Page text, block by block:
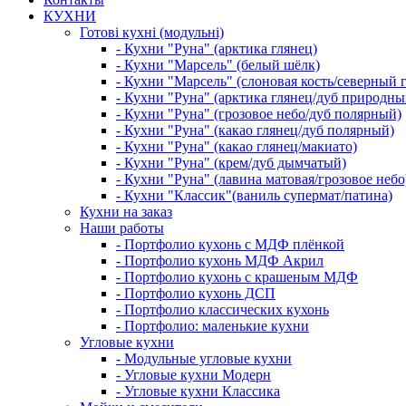
КУХНИ
Готові кухні (модульні)
- Кухни "Руна" (арктика глянец)
- Кухни "Марсель" (белый шёлк)
- Кухни "Марсель" (слоновая кость/северный
- Кухни "Руна" (арктика глянец/дуб
- Кухни "Руна" (грозовое небо/дуб полярный)
- Кухни "Руна" (какао глянец/дуб полярный)
- Кухни "Руна" (какао глянец/макиато)
- Кухни "Руна" (крем/дуб дымчатый)
- Кухни "Руна" (лавина матовая/грозовое
- Кухни "Классик"(ваниль супермат/патина)
Кухни на заказ
Наши работы
- Портфолио кухонь с МДФ плёнкой
- Портфолио кухонь МДФ Акрил
- Портфолио кухонь с крашеным МДФ
- Портфолио кухонь ДСП
- Портфолио классических кухонь
- Портфолио: маленькие кухни
Угловые кухни
- Модульные угловые кухни
- Угловые кухни Модерн
- Угловые кухни Классика